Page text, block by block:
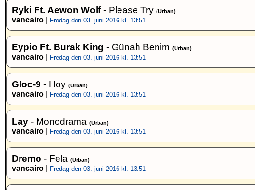
Ryki Ft. Aewon Wolf- Please Try (Urban)
vancairo Fredag den 03. juni 2016 kl. 13:51
Eypio Ft. Burak King - Günah Benim (Urban)
vancairo Fredag den 03. juni 2016 kl. 13:51
Gloc-9 - Hoy (Urban)
vancairo Fredag den 03. juni 2016 kl. 13:51
Lay - Monodrama (Urban)
vancairo Fredag den 03. juni 2016 kl. 13:51
Dremo - Fela (Urban)
vancairo Fredag den 03. juni 2016 kl. 13:51